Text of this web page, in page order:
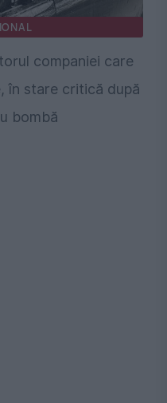
companiei care
în stare critică după
bombă